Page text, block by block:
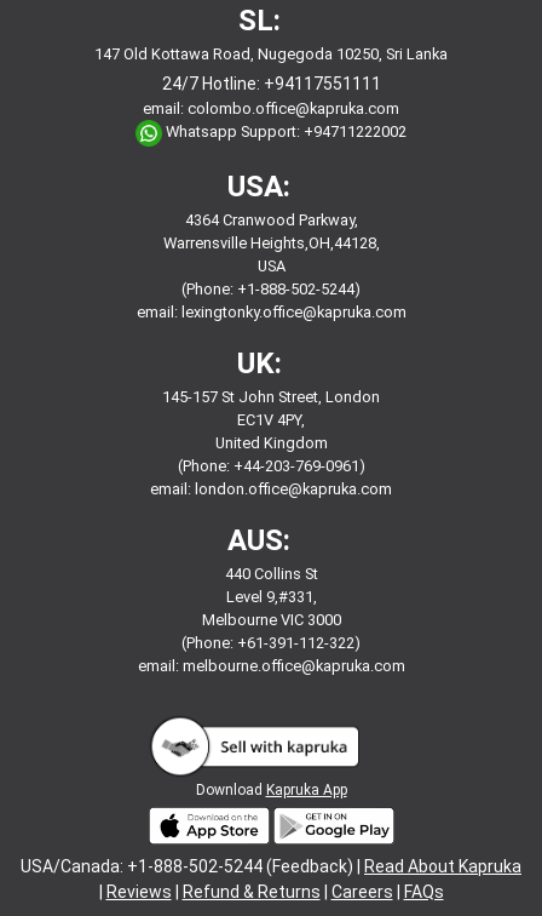
SL:
147 Old Kottawa Road, Nugegoda 10250, Sri Lanka
24/7 Hotline: +94117551111
email: colombo.office@kapruka.com
Whatsapp Support: +94711222002
USA:
4364 Cranwood Parkway,
Warrensville Heights,OH,44128,
USA
(Phone: +1-888-502-5244)
email: lexingtonky.office@kapruka.com
UK:
145-157 St John Street, London
EC1V 4PY,
United Kingdom
(Phone: +44-203-769-0961)
email: london.office@kapruka.com
AUS:
440 Collins St
Level 9,#331,
Melbourne VIC 3000
(Phone: +61-391-112-322)
email: melbourne.office@kapruka.com
Download Kapruka App
USA/Canada: +1-888-502-5244 (Feedback) |
Read About Kapruka
Reviews Refund & Returns Careers
FAQs